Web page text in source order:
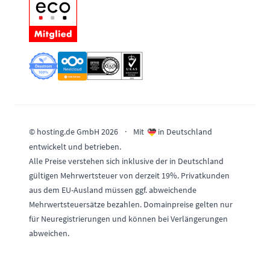
© hosting.de GmbH 2026 · Mit
in Deutschland
entwickelt und betrieben.
Alle Preise verstehen sich inklusive der in Deutschland
gültigen Mehrwertsteuer von derzeit 19%. Privatkunden
aus dem EU-Ausland müssen ggf. abweichende
Mehrwertsteuersätze bezahlen. Domainpreise gelten nur
für Neuregistrierungen und können bei Verlängerungen
abweichen.